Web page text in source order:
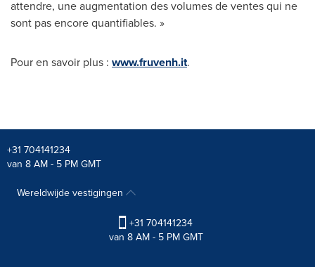
attendre, une augmentation des volumes de ventes qui ne
sont pas encore quantifiables. »
Pour en savoir plus : www.fruvenh.it.
+31 704141234
van 8 AM - 5 PM GMT
Wereldwijde vestigingen
+31 704141234
van 8 AM - 5 PM GMT